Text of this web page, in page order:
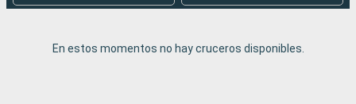
En estos momentos no hay cruceros disponibles.